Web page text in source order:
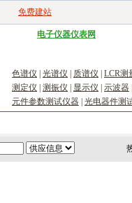
免费建站
电子仪器仪表网
色谱仪 光谱仪 质谱仪
LCR测
测定仪
测振仪 显示仪 示波器
元件参数测试仪器 光电器件测